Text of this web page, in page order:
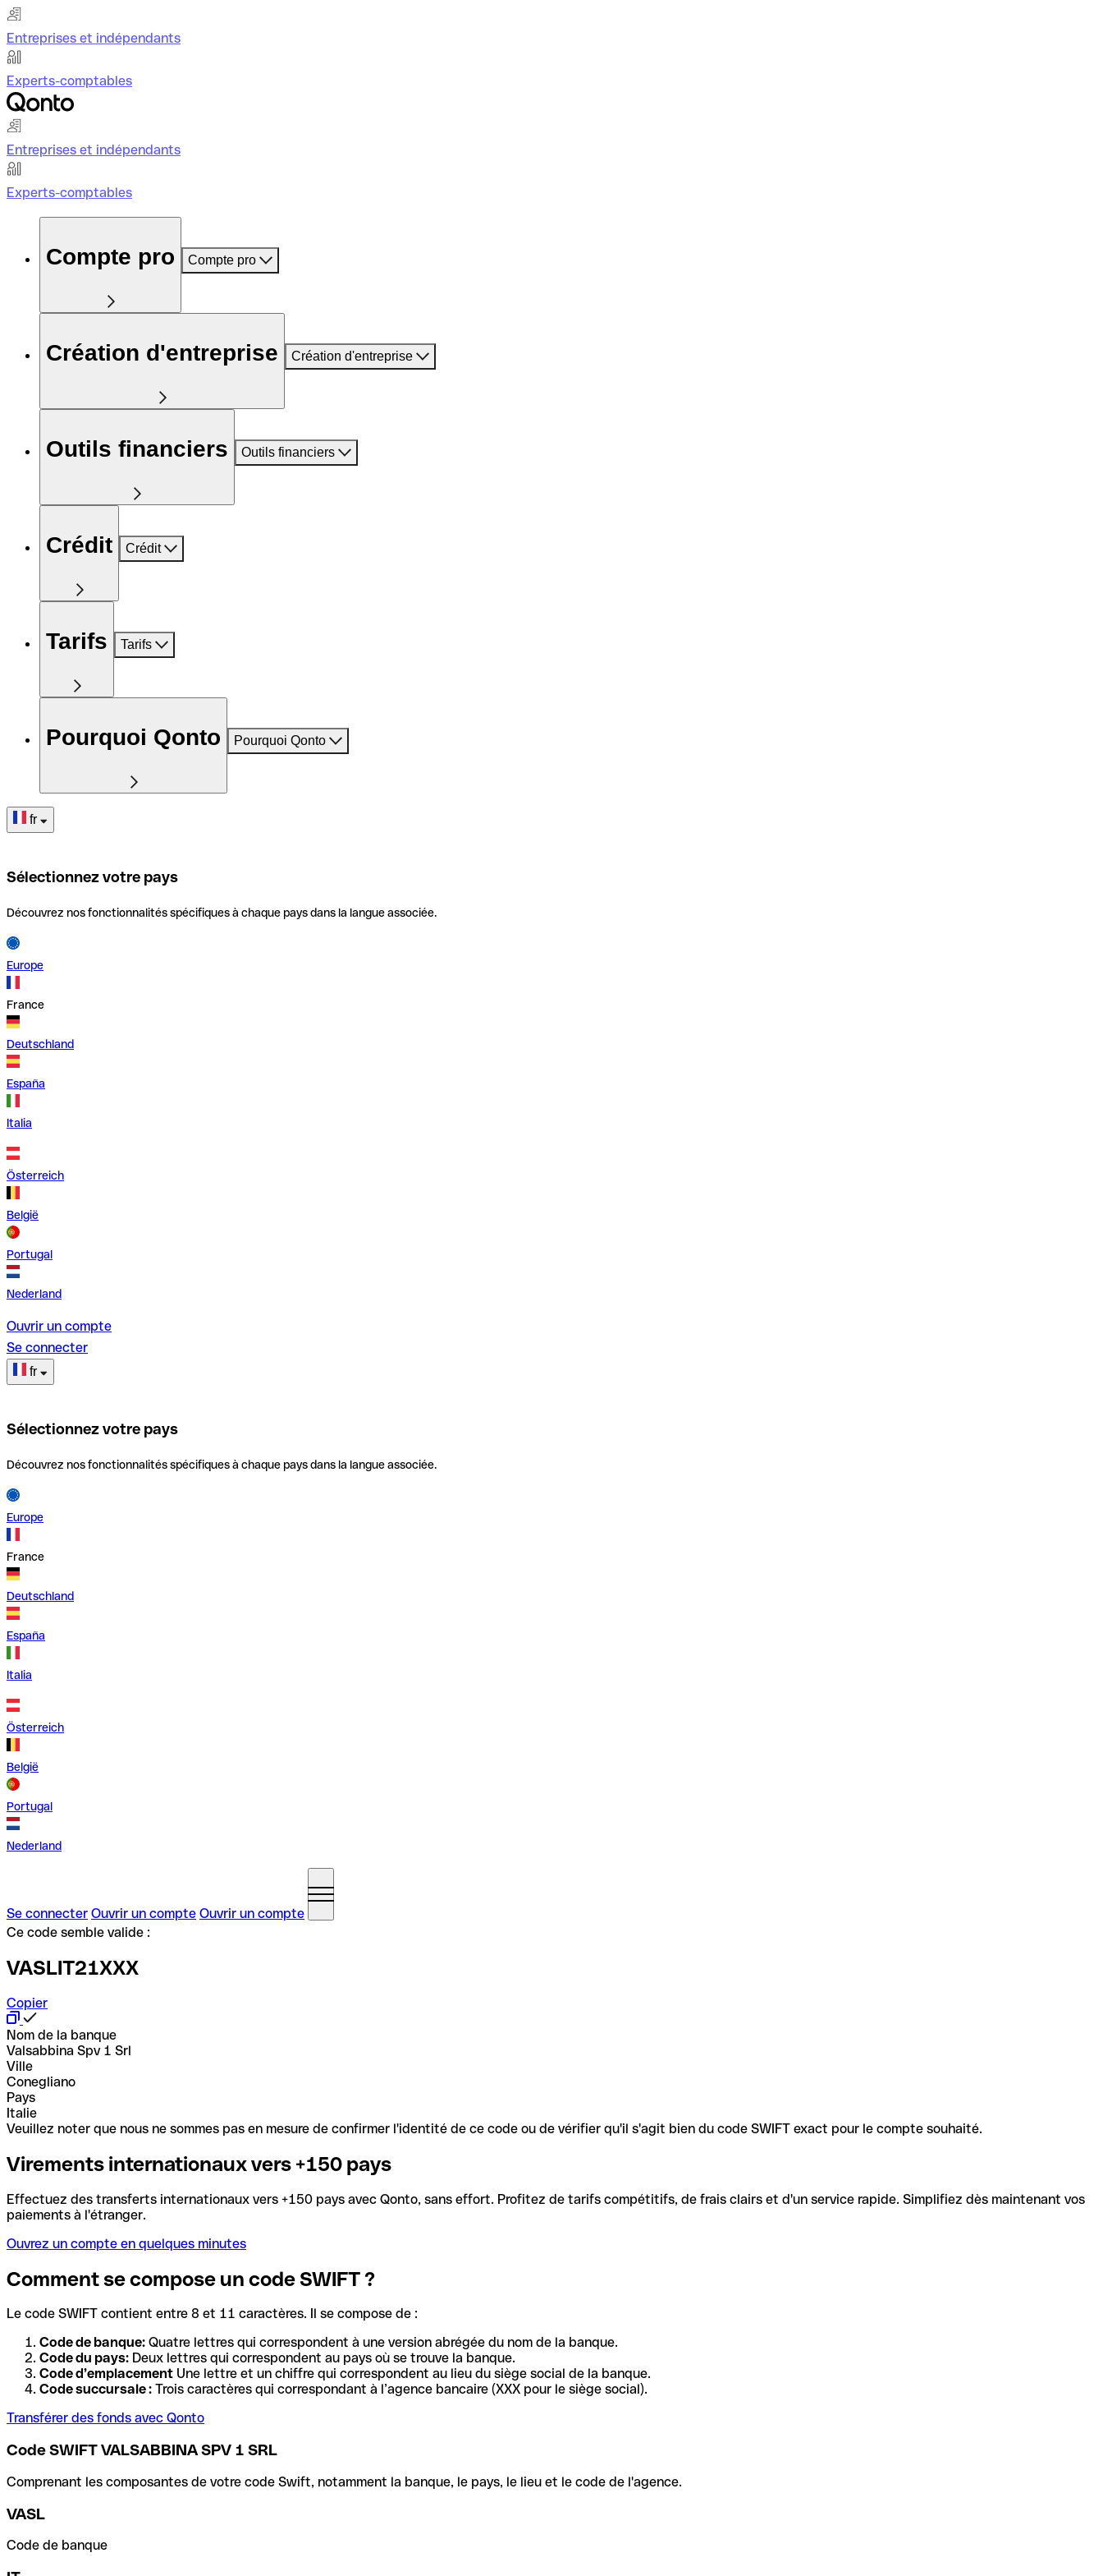
Entreprises et indépendants
Experts-comptables
Entreprises et indépendants
Experts-comptables
Compte pro Compte pro
Création d'entreprise Création d'entreprise
Outils financiers Outils financiers
Crédit Crédit
Tarifs Tarifs
Pourquoi Qonto Pourquoi Qonto
fr
Sélectionnez votre pays
Découvrez nos fonctionnalités spécifiques à chaque pays dans la langue associée.
Europe
France
Deutschland
España
Italia
Österreich
België
Portugal
Nederland
Ouvrir un compte
Se connecter
fr
Sélectionnez votre pays
Découvrez nos fonctionnalités spécifiques à chaque pays dans la langue associée.
Europe
France
Deutschland
España
Italia
Österreich
België
Portugal
Nederland
Se connecter Ouvrir un compte Ouvrir un compte
Ce code semble valide :
VASLIT21XXX
Copier
Nom de la banque
Valsabbina Spv 1 Srl
Ville
Conegliano
Pays
Italie
Veuillez noter que nous ne sommes pas en mesure de confirmer l'identité de ce code ou de vérifier qu'il s'agit bien du code SWIFT exact pour le compte souhaité.
Virements internationaux vers +150 pays
Effectuez des transferts internationaux vers +150 pays avec Qonto, sans effort. Profitez de tarifs compétitifs, de frais clairs et d'un service rapide. Simplifiez dès maintenant vos
paiements à l'étranger.
Ouvrez un compte en quelques minutes
Comment se compose un code SWIFT ?
Le code SWIFT contient entre 8 et 11 caractères. Il se compose de :
Code de banque: Quatre lettres qui correspondent à une version abrégée du nom de la banque.
Code du pays: Deux lettres qui correspondent au pays où se trouve la banque.
Code d’emplacement Une lettre et un chiffre qui correspondent au lieu du siège social de la banque.
Code succursale : Trois caractères qui correspondant à l’agence bancaire (XXX pour le siège social).
Transférer des fonds avec Qonto
Code SWIFT VALSABBINA SPV 1 SRL
Comprenant les composantes de votre code Swift, notamment la banque, le pays, le lieu et le code de l'agence.
VASL
Code de banque